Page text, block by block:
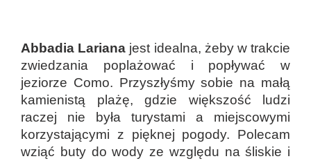
Abbadia Lariana jest idealna, żeby w trakcie
zwiedzania poplażować i popływać w
jeziorze Como. Przyszłyśmy sobie na małą
kamienistą plażę, gdzie większość ludzi
raczej nie była turystami a miejscowymi
korzystającymi z pięknej pogody. Polecam
wziąć buty do wody ze względu na śliskie i